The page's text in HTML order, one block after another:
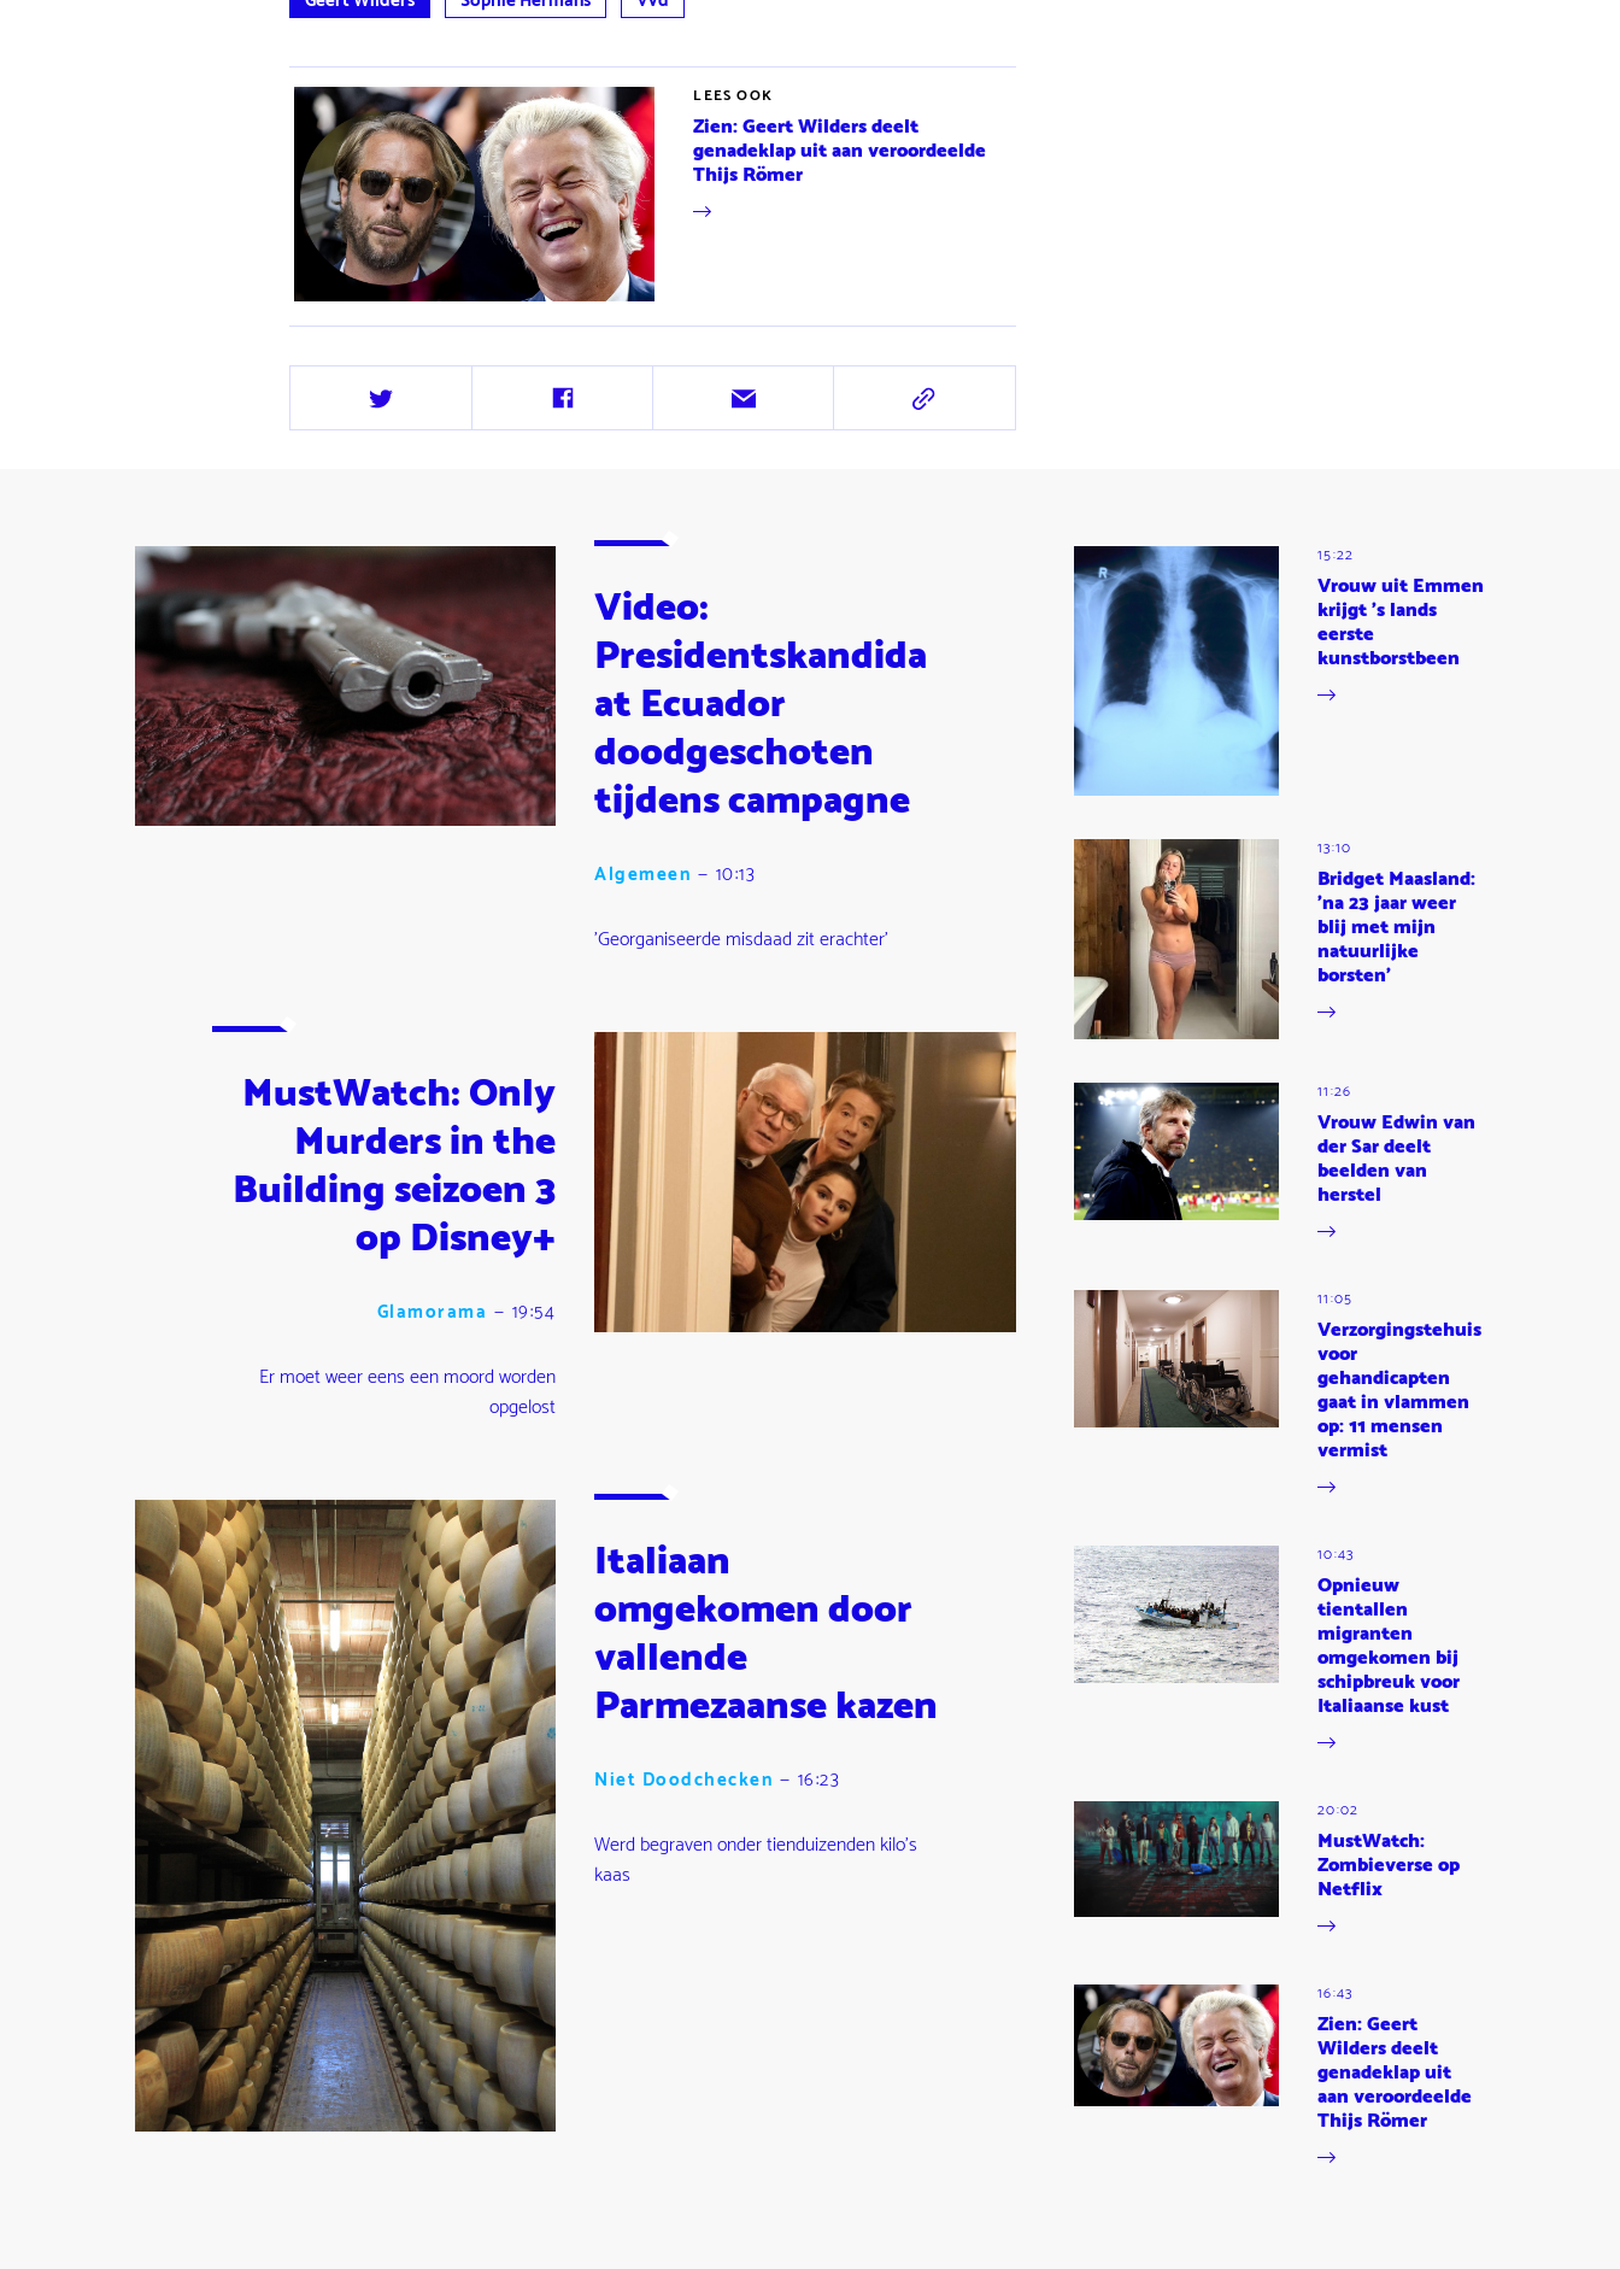
LEES OOK
Zien: Geert Wilders deelt
genadeklap uit aan veroordeelde
Thijs Römer
Deel
Deel
Deel
Deel
Video:
Presidentskandida
at Ecuador
doodgeschoten
tijdens campagne
Algemeen — 10:13
'Georganiseerde misdaad zit erachter'
MustWatch: Only
Murders in the
Building seizoen 3
op Disney+
Glamorama — 19:54
Er moet weer eens een moord worden
opgelost
Italiaan
omgekomen door
vallende
Parmezaanse kazen
Niet Doodchecken — 16:23
Werd begraven onder tienduizenden kilo's
kaas
15:22
Vrouw uit Emmen
krijgt 's lands
eerste
kunstborstbeen
13:10
Bridget Maasland:
'na 23 jaar weer
blij met mijn
natuurlijke
borsten'
11:26
Vrouw Edwin van
der Sar deelt
beelden van
herstel
11:05
Verzorgingstehuis
voor
gehandicapten
gaat in vlammen
op: 11 mensen
vermist
10:43
Opnieuw
tientallen
migranten
omgekomen bij
schipbreuk voor
Italiaanse kust
20:02
MustWatch:
Zombieverse op
Netflix
16:43
Zien: Geert
Wilders deelt
genadeklap uit
aan veroordeelde
Thijs Römer